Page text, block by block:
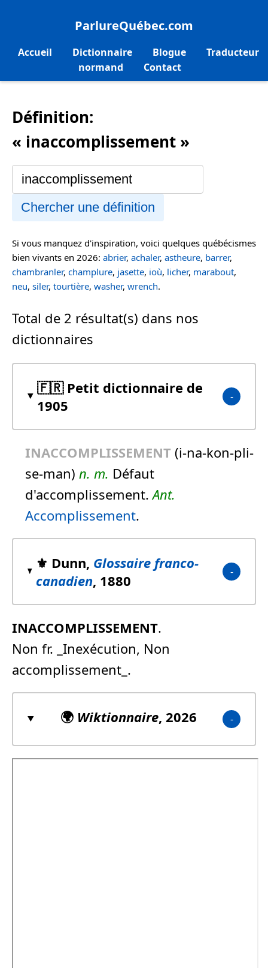
ParlureQuébec.com
Accueil Dictionnaire Blogue
Traducteur
normand
Contact
Définition:
« inaccomplissement »
Chercher une définition
Si vous manquez d'inspiration, voici quelques québécismes
bien vivants en 2026: abrier, achaler, astheure, barrer,
chambranler, champlure, jasette, ioù, licher, marabout,
neu, siler, tourtière, washer, wrench.
Total de 2 résultat(s) dans nos
dictionnaires
🇫🇷 Petit dictionnaire de
1905
INACCOMPLISSEMENT (i-na-kon-pli-
se-man) n. m. Défaut
d'accomplissement.Ant.
Accomplissement.
⚜️ Dunn, Glossaire franco-
canadien, 1880
INACCOMPLISSEMENT.
Non fr. _Inexécution, Non
accomplissement_.
🌍 Wiktionnaire, 2026